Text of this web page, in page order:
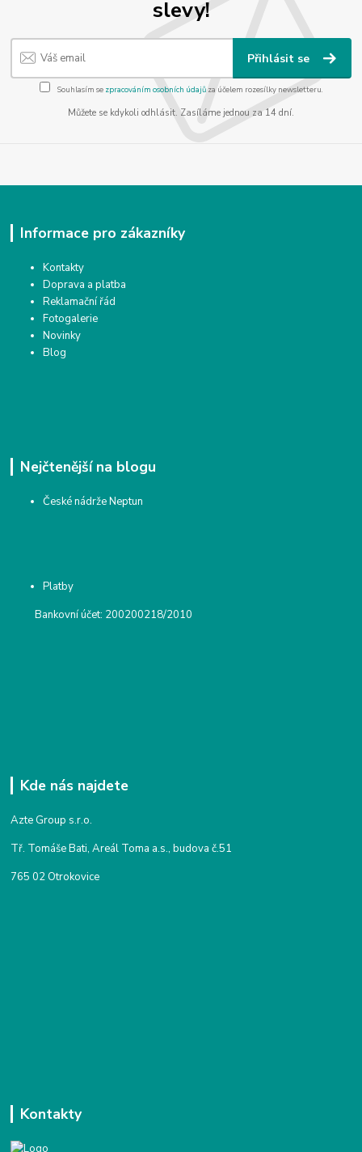
slevy!
Přihlásit se
Souhlasím se zpracováním osobních údajůza účelem rozesílky newsletteru.
Můžete se kdykoli odhlásit. Zasíláme jednou za 14 dní.
Informace pro zákazníky
Kontakty
Doprava a platba
Reklamační řád
Fotogalerie
Novinky
Blog
Nejčtenější na blogu
České nádrže Neptun
Platby
Bankovní účet: 200200218/2010
Kde nás najdete
Azte Group s.r.o.
Tř. Tomáše Bati, Areál Toma a.s., budova č.51
765 02 Otrokovice
Kontakty